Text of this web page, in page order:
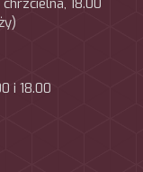
i 18.00